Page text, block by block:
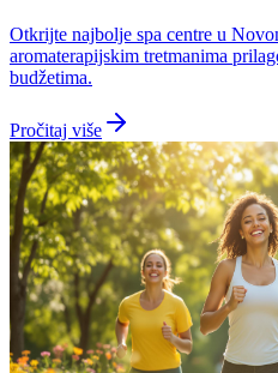
Otkrijte najbolje spa centre u
aromaterapijskim tretmanima
budžetima.
Pročitaj više